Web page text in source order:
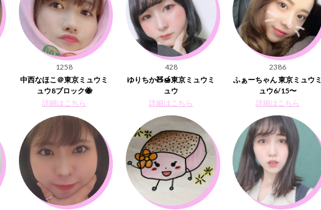
1258
中西なほこ＠東京ミュウミ
ュウ8ブロック🐝
詳細はこちら
428
ゆりちか🧸🍯東京ミュウミ
ュウ
詳細はこちら
2386
ふぁーちゃん 東京ミュウミ
ュウ6/15〜
詳細はこちら